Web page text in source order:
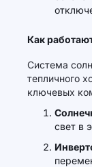
Как
Система
тепличного
ключевых
свет в